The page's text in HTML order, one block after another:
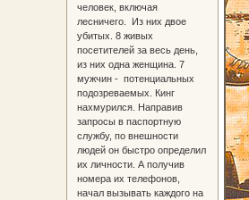
человек, включая
лесничего. Из них двое
убитых. 8 живых
посетителей за весь день,
из них одна женщина. 7
мужчин - потенциальных
подозреваемых. Кинг
нахмурился. Направив
запросы в паспортную
службу, по внешности
людей он быстро определил
их личности. А получив
номера их телефонов,
начал вызывать каждого на